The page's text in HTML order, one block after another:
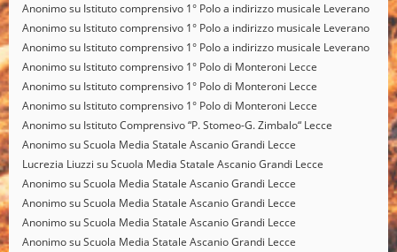
Anonimosu Istituto comprensivo 1° Polo a indirizzo musicale Leverano
Anonimosu Istituto comprensivo 1° Polo a indirizzo musicale Leverano
Anonimosu Istituto comprensivo 1° Polo a indirizzo musicale Leverano
Anonimosu Istituto comprensivo 1° Polo di Monteroni Lecce
Anonimosu Istituto comprensivo 1° Polo di Monteroni Lecce
Anonimosu Istituto comprensivo 1° Polo di Monteroni Lecce
Anonimosu Istituto Comprensivo “P. Stomeo-G. Zimbalo“ Lecce
AnonimosuScuola Media Statale Ascanio Grandi Lecce
Lucrezia Liuzzi suScuola Media Statale Ascanio Grandi Lecce
AnonimosuScuola Media Statale Ascanio Grandi Lecce
AnonimosuScuola Media Statale Ascanio Grandi Lecce
AnonimosuScuola Media Statale Ascanio Grandi Lecce
AnonimosuScuola Media Statale Ascanio Grandi Lecce